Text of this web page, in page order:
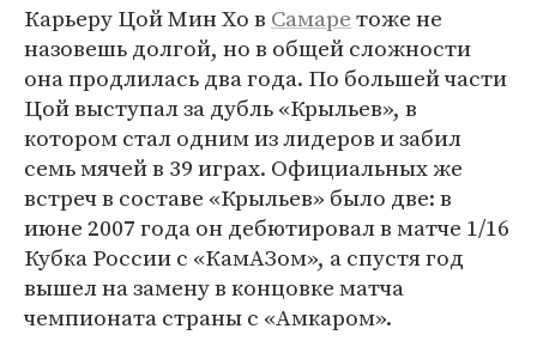
Карьеру Цой Мин Хо в Самаретоже не
назовешь долгой, но в общей сложности
она продлилась два года. По большей части
Цой выступал за дубль «Крыльев», в
котором стал одним из лидеров и забил
семь мячей в 39 играх. Официальных же
встреч в составе «Крыльев» было две: в
июне 2007 года он дебютировал в матче 1/16
Кубка России с «КамАЗом», а спустя год
вышел на замену в концовке матча
чемпионата страны с «Амкаром».